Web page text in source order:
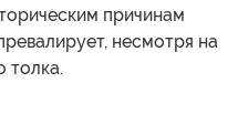
причинам
несмотря на
толка.